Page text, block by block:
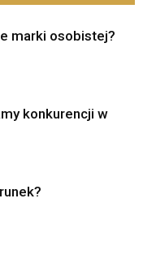
marki osobistej?
konkurencji w